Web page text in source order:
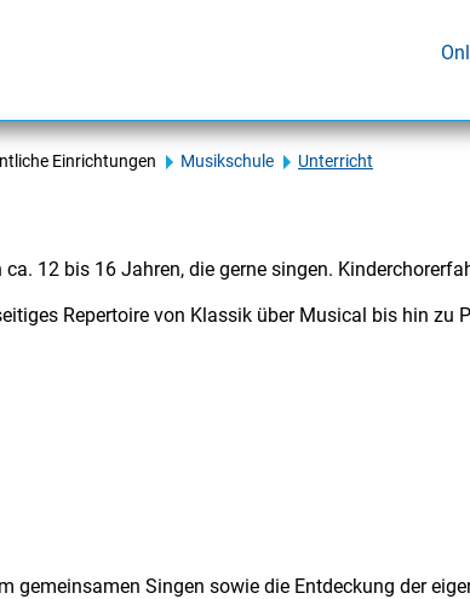
Einrichtungen Musikschule Unterricht
12 bis 16 Jahren, die gerne singen.
Repertoire von Klassik über Musical bis hin zu
gemeinsamen Singen sowie die Entdeckung der